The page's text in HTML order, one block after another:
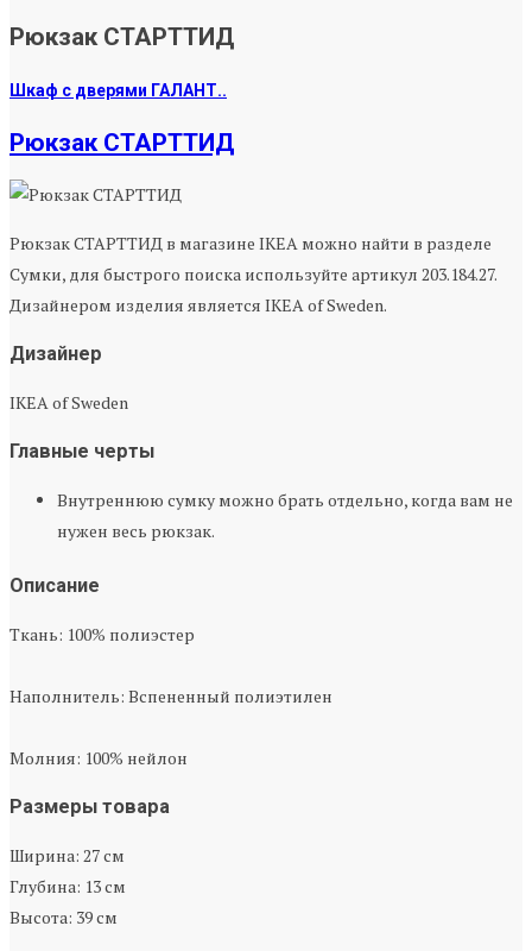
Рюкзак СТАРТТИД
Шкаф с дверями ГАЛАНТ..
Рюкзак СТАРТТИД
Рюкзак СТАРТТИД в магазине IKEA можно найти в разделе
Сумки, для быстрого поиска используйте артикул 203.184.27.
Дизайнером изделия является IKEA of Sweden.
Дизайнер
IKEA of Sweden
Главные черты
Внутреннюю сумку можно брать отдельно, когда вам не
нужен весь рюкзак.
Описание
Ткань: 100% полиэстер
Наполнитель: Вспененный полиэтилен
Молния: 100% нейлон
Размеры товара
Ширина: 27 см
Глубина: 13 см
Высота: 39 см